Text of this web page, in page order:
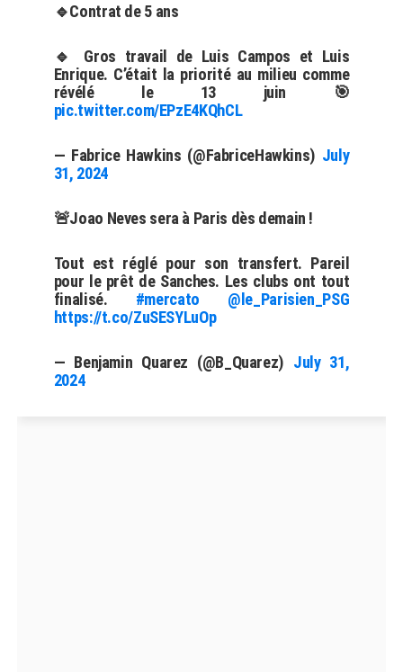
🔹Contrat de 5 ans
🔹 Gros travail de Luis Campos et Luis
Enrique. C’était la priorité au milieu comme
révélé le 13 juin 🎯
pic.twitter.com/EPzE4KQhCL
— Fabrice Hawkins (@FabriceHawkins) July
31, 2024
🚨Joao Neves sera à Paris dès demain !
Tout est réglé pour son transfert. Pareil
pour le prêt de Sanches. Les clubs ont tout
finalisé. #mercato
@le_Parisien_PSG
https://t.co/ZuSESYLuOp
— Benjamin Quarez (@B_Quarez) July 31,
2024